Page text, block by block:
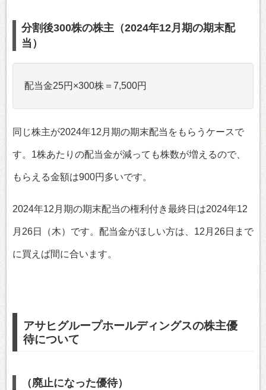
分割後300株の株主（2024年12月期の期末配
当）
配当金25円×300株＝7,500円
同じ株主が2024年12月期の期末配当をもらうケースで
す。1株あたりの配当金が減っても株数が増えるので、
もらえる金額は900円多いです。
2024年12月期の期末配当の権利付き最終日は2024年12
月26日（木）です。配当金がほしい方は、12月26日まで
に買えば間に合います。
アサヒグループホールディングスの株主優
待について
（廃止になった優待）